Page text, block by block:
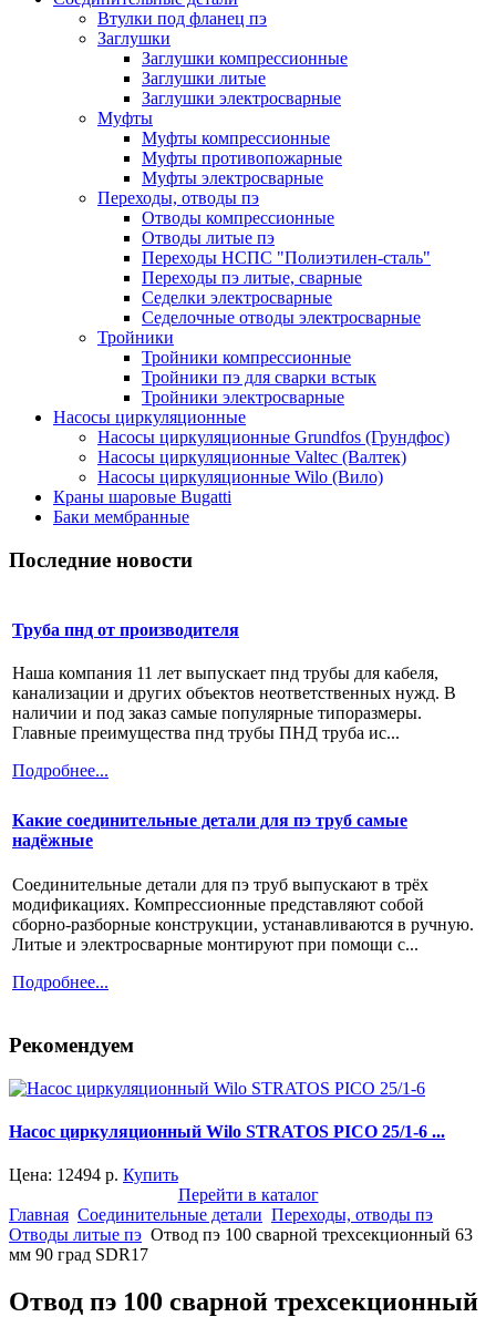
Втулки под фланец пэ
Заглушки
Заглушки компрессионные
Заглушки литые
Заглушки электросварные
Муфты
Муфты компрессионные
Муфты противопожарные
Муфты электросварные
Переходы, отводы пэ
Отводы компрессионные
Отводы литые пэ
Переходы НСПС "Полиэтилен-сталь"
Переходы пэ литые, сварные
Седелки электросварные
Седелочные отводы электросварные
Тройники
Тройники компрессионные
Тройники пэ для сварки встык
Тройники электросварные
Насосы циркуляционные
Насосы циркуляционные Grundfos (Грундфос)
Насосы циркуляционные Valtec (Валтек)
Насосы циркуляционные Wilo (Вило)
Краны шаровые Bugatti
Баки мембранные
Последние новости
Труба пнд от производителя
Наша компания 11 лет выпускает пнд трубы для кабеля,
канализации и других объектов неответственных нужд. В
наличии и под заказ самые популярные типоразмеры.
Главные преимущества пнд трубы ПНД труба ис...
Подробнее...
Какие соединительные детали для пэ труб самые
надёжные
Соединительные детали для пэ труб выпускают в трёх
модификациях. Компрессионные представляют собой
сборно-разборные конструкции, устанавливаются в ручную.
Литые и электросварные монтируют при помощи с...
Подробнее...
Рекомендуем
Насос циркуляционный Wilo STRATOS PICO 25/1-6 ...
Цена: 12494 р. Купить
Перейти в каталог
Главная Соединительные детали Переходы, отводы пэ
Отводы литые пэ Отвод пэ 100 сварной трехсекционный 63
мм 90 град SDR17
Отвод пэ 100 сварной трехсекционный